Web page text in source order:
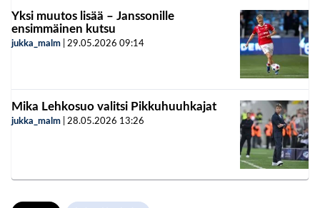
Yksi muutos lisää – Janssonille
ensimmäinen kutsu
jukka_malm 29.05.2026 09:14
Mika Lehkosuo valitsi Pikkuhuuhkajat
jukka_malm 28.05.2026 13:26